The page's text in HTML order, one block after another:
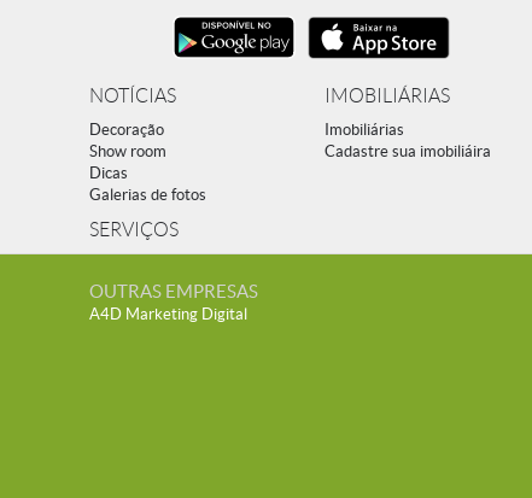
NOTÍCIAS
Decoração
Show room
Dicas
Galerias de fotos
SERVIÇOS
IMOBILIÁRIAS
Imobiliárias
Cadastre sua imobiliáira
OUTRAS EMPRESAS
A4D Marketing Digital